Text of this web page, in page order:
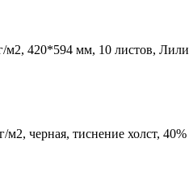
м2, 420*594 мм, 10 листов,
черная, тиснение холст,